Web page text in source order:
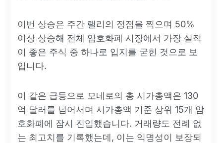
이번 상승은 주간 랠리의 정점을 찍으며 50%
이상 상승해 전체 암호화폐 시장에서 가장 실적
이 좋은 주식 중 하나로 입지를 굳힌 것으로 보
입니다.
이 같은 급등으로 모네로의 총 시가총액은 130
억 달러를 넘어서며 시가총액 기준 상위 15개 암
호화폐에 잠시 진입했습니다. 거래량도 전례 없
는 최고치를 기록했는데, 이는 익명성이 보장되